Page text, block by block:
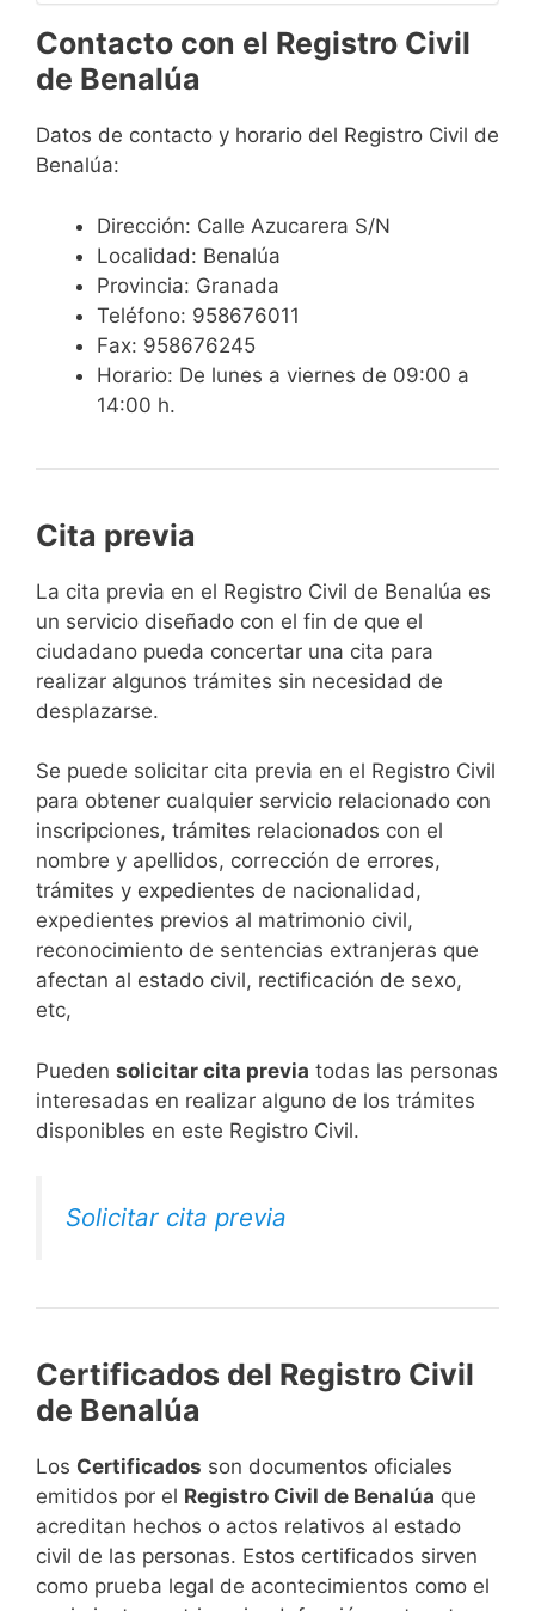
Contacto con el Registro Civil
de Benalúa
Datos de contacto y horario del Registro Civil de
Benalúa:
Dirección: Calle Azucarera S/N
Localidad: Benalúa
Provincia: Granada
Teléfono: 958676011
Fax: 958676245
Horario: De lunes a viernes de 09:00 a
14:00 h.
Cita previa
​​​​​​​​​​​​​​​​​​​​​​​​​​​​La cita previa en el Registro Civil de Benalúa es
un servicio diseñado con el fin de que el
ciudadano pueda concertar una cita para
realizar algunos trámites sin necesidad de
desplazarse.​
Se puede solicitar cita previa en el Registro Civil
para obtener cualquier servicio relacionado con
inscripciones, trámites relacionados con el
nombre y apellidos, corrección de errores,
trámites y expedientes de nacionalidad,
expedientes previos al matrimonio civil,
reconocimiento de sentencias extranjeras que
afectan al estado civil, rectificación de sexo,
etc,
​Pueden solicitar cita previa todas las personas
interesadas en realizar alguno de los trámites
disponibles en este Registro Civil.​
Solicitar cita previa
Certificados del Registro Civil
de Benalúa
Los Certificados son documentos oficiales
emitidos por el Registro Civil de Benalúa que
acreditan hechos o actos relativos al estado
civil de las personas. Estos certificados sirven
como prueba legal de acontecimientos como el